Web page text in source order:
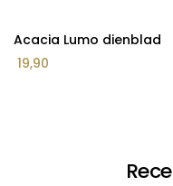
Acacia Lumo dienblad
19,90